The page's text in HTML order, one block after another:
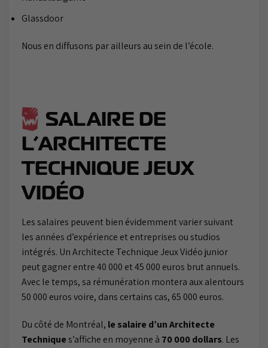
Glassdoor
Nous en diffusons par ailleurs au sein de l’école.
SALAIRE DE
L’ARCHITECTE
TECHNIQUE JEUX
VIDÉO
Les salaires peuvent bien évidemment varier suivant
les années d’expérience et entreprises ou studios
intégrés. Un Architecte Technique Jeux Vidéo junior
peut gagner entre 40 000 et 45 000 euros brut annuels.
Avec le temps, sa rémunération montera aux alentours
50 000 euros voire, dans certains cas, 65 000 euros.
Du côté de Montréal, le salaire d’un Architecte
Techniques’affiche en moyenne à 70 000 dollars. Les